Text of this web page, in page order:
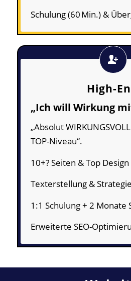
Schulung (60 Min.) &
High-
„Ich will Wirkung
„Absolut
TOP-Niveau“.
10+? Seiten & Top
Texterstellung & Strategie
1:1 Schulung + 2 Monate
Erweiterte SEO-